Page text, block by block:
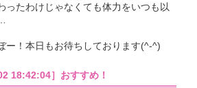
ったわけじゃなくても体力をいつも以
ー！本日もお待ちしております(^-^)
18:42:04］おすすめ！